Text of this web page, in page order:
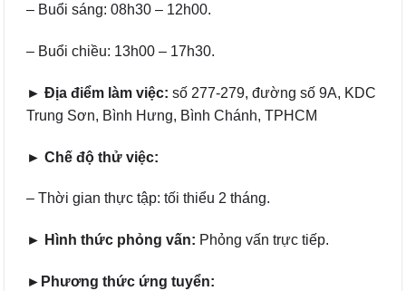
– Buổi sáng: 08h30 – 12h00.
– Buổi chiều: 13h00 – 17h30.
► Địa điểm làm việc: số 277-279, đường số 9A, KDC
Trung Sơn, Bình Hưng, Bình Chánh, TPHCM
► Chế độ thử việc:
– Thời gian thực tập: tối thiểu 2 tháng.
► Hình thức phỏng vấn: Phỏng vấn trực tiếp.
►Phương thức ứng tuyển: